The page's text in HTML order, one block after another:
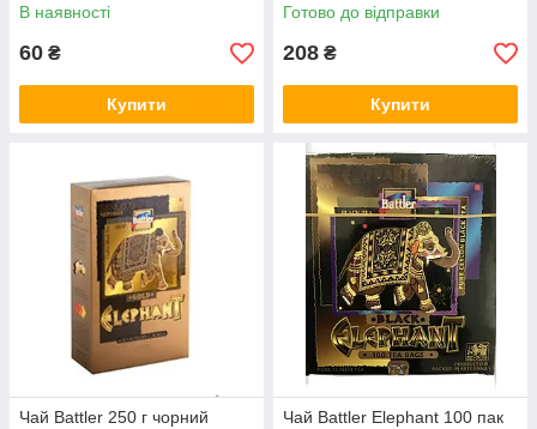
В наявності
60 ₴
Купити
Готово до відправки
208 ₴
Купити
Чай Battler 250 г чорний
Чай Battler Elephant 100 пак